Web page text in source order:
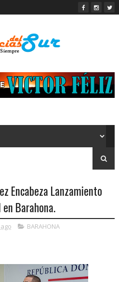
Encabeza Lanzamiento
Barahona.
BARAHONA